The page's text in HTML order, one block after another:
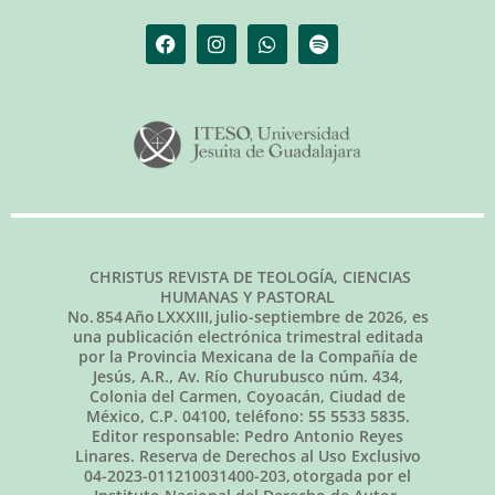
CHRISTUS REVISTA DE TEOLOGÍA, CIENCIAS
HUMANAS Y PASTORAL
No.854Año LXXXIII, julio-septiembre de 2026, es
una publicación electrónica trimestral editada
por la Provincia Mexicana de la Compañía de
Jesús, A.R., Av. Río Churubusco núm. 434,
Colonia del Carmen, Coyoacán, Ciudad de
México, C.P. 04100, teléfono: 55 5533 5835.
Editor responsable: Pedro Antonio Reyes
Linares. Reserva de Derechos al Uso Exclusivo
04-2023-011210031400-203, otorgada por el